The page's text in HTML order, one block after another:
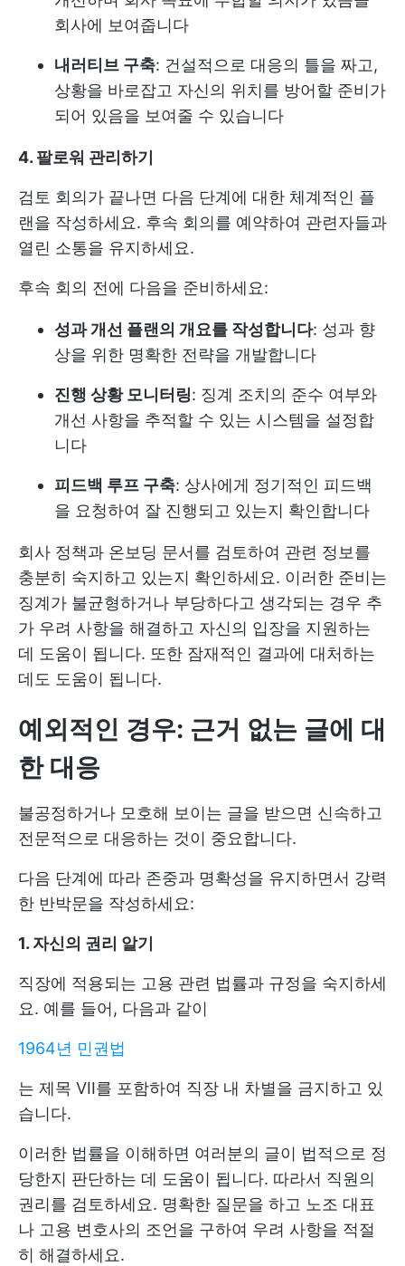
회사에 보여줍니다
내러티브 구축: 건설적으로 대응의 틀을 짜고,
상황을 바로잡고 자신의 위치를 방어할 준비가
되어 있음을 보여줄 수 있습니다
4. 팔로워 관리 하기
검토 회의가 끝나면 다음 단계에 대한 체계적인 플
랜을 작성하세요. 후속 회의를 예약하여 관련자들과
열린 소통을 유지하세요.
후속 회의 전에 다음을 준비하세요:
성과 개선 플랜의 개요를 작성합니다: 성과 향
상을 위한 명확한 전략을 개발합니다
진행 상황 모니터링: 징계 조치의 준수 여부와
개선 사항을 추적할 수 있는 시스템을 설정합
니다
피드백 루프 구축: 상사에게 정기적인 피드백
을 요청하여 잘 진행되고 있는지 확인합니다
회사 정책과 온보딩 문서를 검토하여 관련 정보를
충분히 숙지하고 있는지 확인하세요. 이러한 준비는
징계가 불균형하거나 부당하다고 생각되는 경우 추
가 우려 사항을 해결하고 자신의 입장을 지원하는
데 도움이 됩니다. 또한 잠재적인 결과에 대처하는
데도 도움이 됩니다.
예외적인 경우: 근거 없는 글에 대
한 대응
불공정하거나 모호해 보이는 글을 받으면 신속하고
전문적으로 대응하는 것이 중요합니다.
다음 단계에 따라 존중과 명확성을 유지하면서 강력
한 반박문을 작성하세요:
1. 자신의 권리 알기
직장에 적용되는 고용 관련 법률과 규정을 숙지하세
요. 예를 들어, 다음과 같이
1964년 민권법
는 제목 VII를 포함하여 직장 내 차별을 금지하고 있
습니다.
이러한 법률을 이해하면 여러분의 글이 법적으로 정
당한지 판단하는 데 도움이 됩니다. 따라서 직원의
권리를 검토하세요. 명확한 질문을 하고 노조 대표
나 고용 변호사의 조언을 구하여 우려 사항을 적절
히 해결하세요.